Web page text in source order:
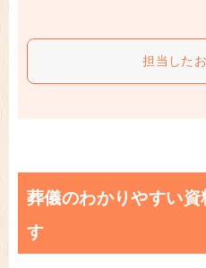
担当した
葬儀のわかりやすい資
す